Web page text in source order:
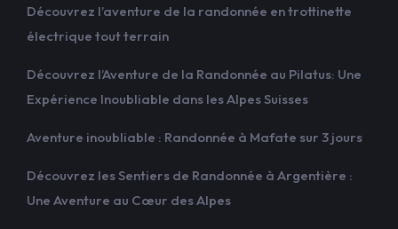
Découvrez l’aventure de la randonnée en trottinette
électrique tout terrain
Découvrez l’Aventure de la Randonnée au Pilatus: Une
Expérience Inoubliable dans les Alpes Suisses
Aventure inoubliable : Randonnée à Mafate sur 3 jours
Découvrez les Sentiers de Randonnée à Argentière :
Une Aventure au Cœur des Alpes